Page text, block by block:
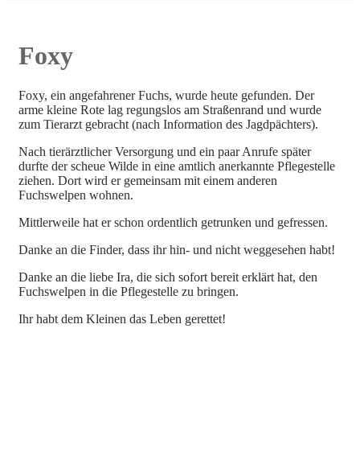
Foxy
Foxy, ein angefahrener Fuchs, wurde heute gefunden. Der
arme kleine Rote lag regungslos am Straßenrand und wurde
zum Tierarzt gebracht (nach Information des Jagdpächters).
Nach tierärztlicher Versorgung und ein paar Anrufe später
durfte der scheue Wilde in eine amtlich anerkannte Pflegestelle
ziehen. Dort wird er gemeinsam mit einem anderen
Fuchswelpen wohnen.
Mittlerweile hat er schon ordentlich getrunken und gefressen.
Danke an die Finder, dass ihr hin- und nicht weggesehen habt!
Danke an die liebe Ira, die sich sofort bereit erklärt hat, den
Fuchswelpen in die Pflegestelle zu bringen.
Ihr habt dem Kleinen das Leben gerettet!